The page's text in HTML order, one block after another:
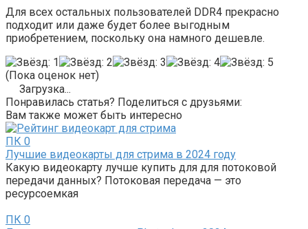
Для всех остальных пользователей DDR4 прекрасно
подходит или даже будет более выгодным
приобретением, поскольку она намного дешевле.
(Пока оценок нет)
Загрузка...
Понравилась статья? Поделиться с друзьями:
Вам также может быть интересно
ПК 0
Лучшие видеокарты для стрима в 2024 году
Какую видеокарту лучше купить для для потоковой
передачи данных? Потоковая передача — это
ресурсоемкая
ПК 0